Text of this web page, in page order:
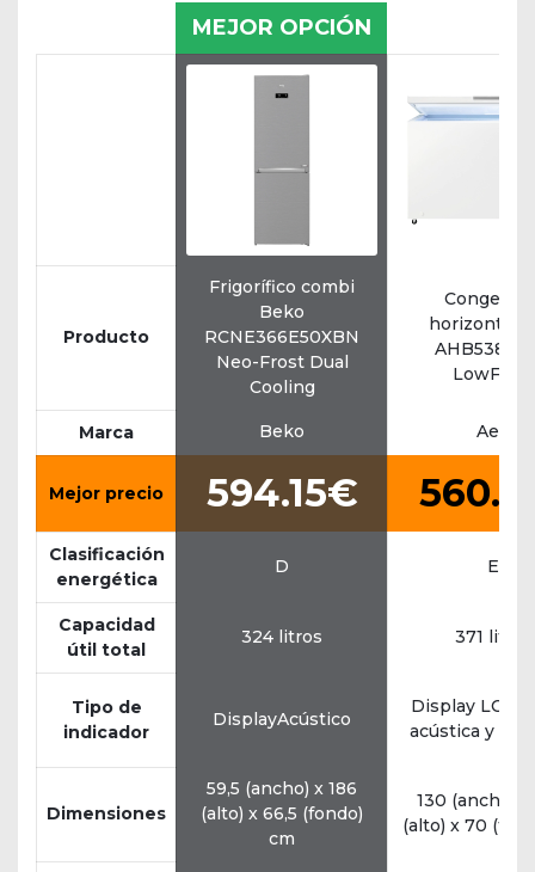
MEJOR OPCIÓN
Producto
Frigorífico combi
Beko
RCNE366E50XBN
Neo-Frost Dual
Cooling
horizontal
LowFrost
Marca Beko Aeg
Mejor precio 594.15€
Clasificación
energética
D E
Capacidad
útil total
324 litros 371 litros
Tipo de
indicador
DisplayAcústico
Display
acústica y
Dimensiones
59,5 (ancho) x 186
(alto) x 66,5 (fondo)
cm
130 (ancho) x
(alto) x 70